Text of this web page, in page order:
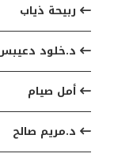
ربيحة ذياب
د.خلود
أمل صيام
د.مريم صالح